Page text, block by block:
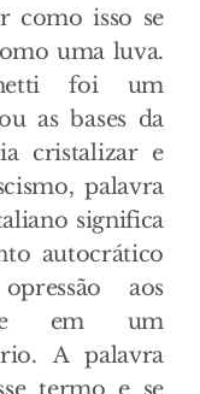
como isso se
uma luva.
foi um
as bases da
cristalizar e
palavra
significa
autocrático
aos
e em um
A palavra